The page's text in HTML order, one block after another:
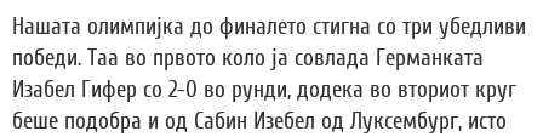
Нашата олимпијка до финалето стигна со три убедливи
победи. Таа во првото коло ја совлада Германката
Изабел Гифер со 2-0 во рунди, додека во вториот круг
беше подобра и од Сабин Изебел од Луксембург, исто